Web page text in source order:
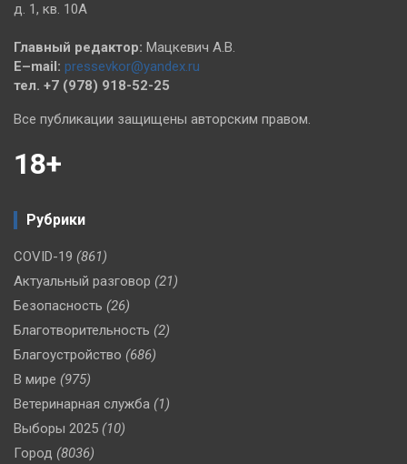
д. 1, кв. 10А
Главный редактор: Мацкевич А.В.
E–mail: pressevkor@yandex.ru
тел. +7 (978) 918-52-25
Все публикации защищены авторским правом.
18+
Рубрики
COVID-19 (861)
Актуальный разговор (21)
Безопасность (26)
Благотворительность (2)
Благоустройство (686)
В мире (975)
Ветеринарная служба (1)
Выборы 2025 (10)
Город (8036)